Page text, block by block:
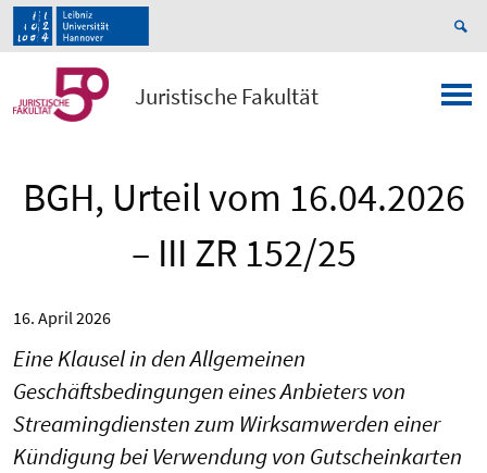
Juristische Fakultät
BGH, Urteil vom 16.04.2026
– III ZR 152/25
16. April 2026
Eine Klausel in den Allgemeinen
Geschäftsbedingungen eines Anbieters von
Streamingdiensten zum Wirksamwerden einer
Kündigung bei Verwendung von Gutscheinkarten